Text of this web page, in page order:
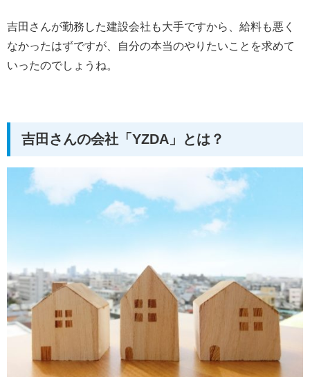
吉田さんが勤務した建設会社も大手ですから、給料も悪く
なかったはずですが、自分の本当のやりたいことを求めて
いったのでしょうね。
吉田さんの会社「YZDA」とは？